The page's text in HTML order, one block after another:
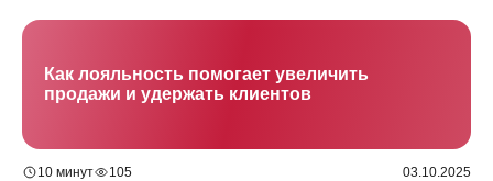
Как лояльность помогает увеличить
продажи и удержать клиентов
10 минут 105 03.10.2025
программу лояльности под ключ для вас